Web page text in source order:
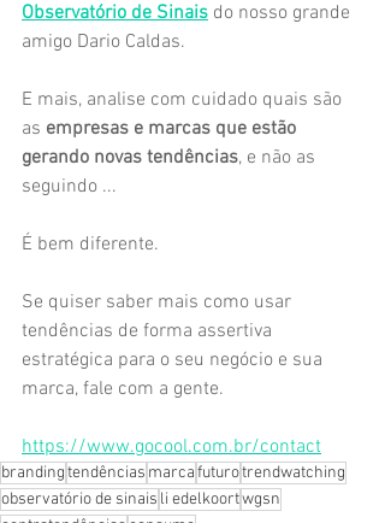
Observatório de Sinais do nosso grande
amigo Dario Caldas.
E mais, analise com cuidado quais são
as empresas e marcas que estão
gerando novas tendências, e não as
seguindo ...
É bem diferente.
Se quiser saber mais como usar
tendências de forma assertiva
estratégica para o seu negócio e sua
marca, fale com a gente.
https://www.gocool.com.br/contact
brandingtendências marcafuturotrendwatching
observatório de sinais li edelkoortwgsn